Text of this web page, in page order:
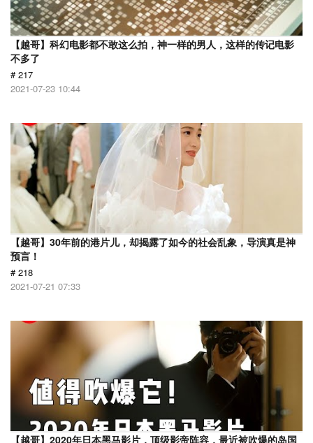
【越哥】科幻电影都不敢这么拍，神一样的男人，这样的传记电影
不多了
# 217
2021-07-23 10:44
【越哥】30年前的港片儿，却揭露了如今的社会乱象，导演真是神
预言！
# 218
2021-07-21 07:33
【越哥】2020年日本黑马影片，顶级影帝阵容，最近被吹爆的岛国